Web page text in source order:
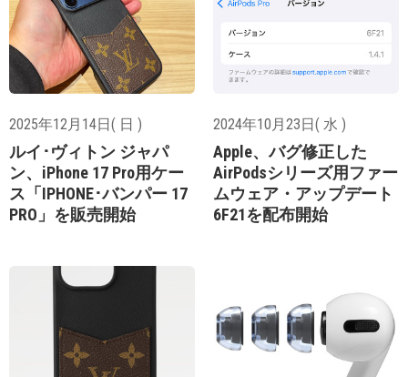
2025年12月14日( 日 )
ルイ･ヴィトン ジャパ
ン、iPhone 17 Pro用ケー
ス「IPHONE･バンパー 17
PRO」を販売開始
2024年10月23日( 水 )
Apple、バグ修正した
AirPodsシリーズ用ファー
ムウェア・アップデート
6F21を配布開始